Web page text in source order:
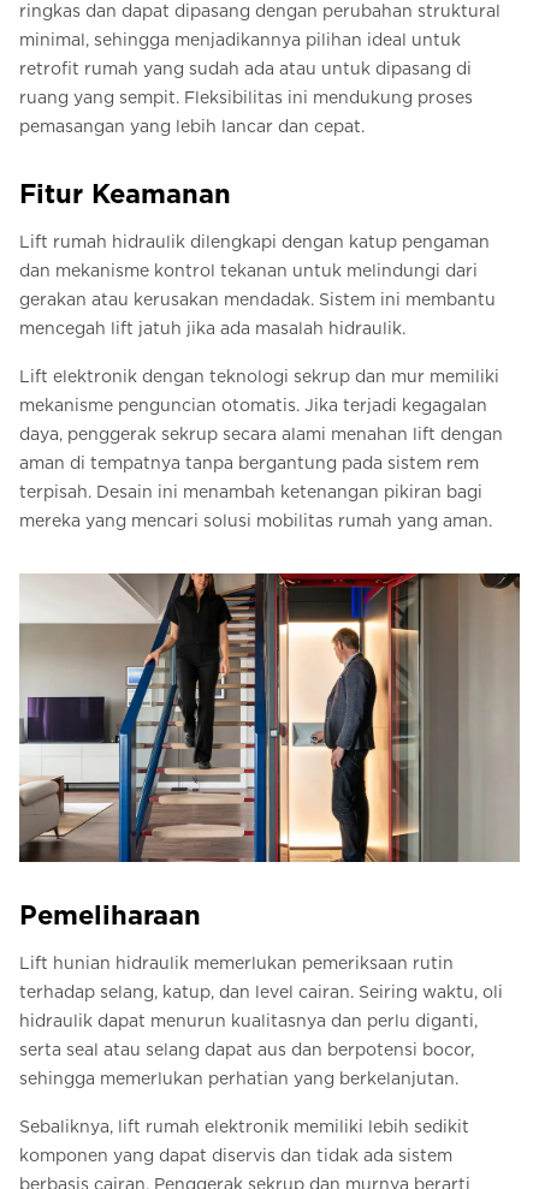
ringkas dan dapat dipasang dengan perubahan struktural
minimal, sehingga menjadikannya pilihan ideal untuk
retrofit rumah yang sudah ada atau untuk dipasang di
ruang yang sempit. Fleksibilitas ini mendukung proses
pemasangan yang lebih lancar dan cepat.
Fitur Keamanan
Lift rumah hidraulik dilengkapi dengan katup pengaman
dan mekanisme kontrol tekanan untuk melindungi dari
gerakan atau kerusakan mendadak. Sistem ini membantu
mencegah lift jatuh jika ada masalah hidraulik.
Lift elektronik dengan teknologi sekrup dan mur memiliki
mekanisme penguncian otomatis. Jika terjadi kegagalan
daya, penggerak sekrup secara alami menahan lift dengan
aman di tempatnya tanpa bergantung pada sistem rem
terpisah. Desain ini menambah ketenangan pikiran bagi
mereka yang mencari solusi mobilitas rumah yang aman.
Pemeliharaan
Lift hunian hidraulik memerlukan pemeriksaan rutin
terhadap selang, katup, dan level cairan. Seiring waktu, oli
hidraulik dapat menurun kualitasnya dan perlu diganti,
serta seal atau selang dapat aus dan berpotensi bocor,
sehingga memerlukan perhatian yang berkelanjutan.
Sebaliknya, lift rumah elektronik memiliki lebih sedikit
komponen yang dapat diservis dan tidak ada sistem
berbasis cairan. Penggerak sekrup dan murnya berarti